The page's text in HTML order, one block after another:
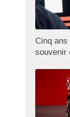
Cinq
souvenir